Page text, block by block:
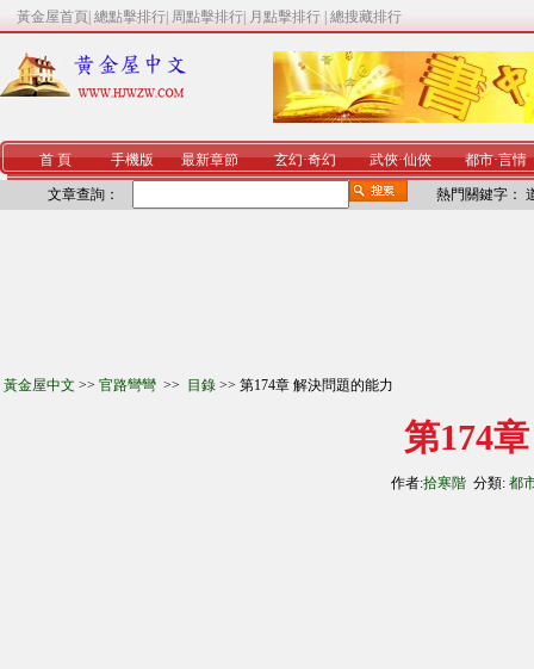
黃金屋首頁 總點擊排行 周點擊排行 月點擊排行 總搜藏排行
首 頁 手機版 最新章節 玄幻·奇幻 武俠·仙俠 都市·言情
文章查詢： 熱門關鍵字：
黃金屋中文 >> 官路彎彎 >> 目錄 >> 第174章 解決問題的能力
第174
作者:拾寒階 分類: 都